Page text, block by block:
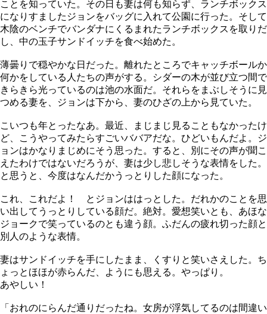
ことを知っていた。その日も妻は何も知らず、ランチボックス
になりすましたジョンをバッグに入れて公園に行った。そして
木陰のベンチでバンダナにくるまれたランチボックスを取りだ
し、中の玉子サンドイッチを食べ始めた。
薄曇りで穏やかな日だった。離れたところでキャッチボールか
何かをしている人たちの声がする。シダーの木が並び立つ間で
きらきら光っているのは池の水面だ。それらをまぶしそうに見
つめる妻を、ジョンは下から、妻のひざの上から見ていた。
こいつも年とったなあ。最近、まじまじ見ることもなかったけ
ど、こうやってみたらすごいババアだな。ひどいもんだよ。ジ
ョンはかなりまじめにそう思った。すると、別にその声が聞こ
えたわけではないだろうが、妻は少し悲しそうな表情をした。
と思うと、今度はなんだかうっとりした顔になった。
これ、これだよ！ とジョンははっとした。だれかのことを思
い出してうっとりしている顔だ。絶対。愛想笑いとも、あほな
ジョークで笑っているのとも違う顔。ふだんの疲れ切った顔と
別人のような表情。
妻はサンドイッチを手にしたまま、くすりと笑いさえした。ち
ょっとほほが赤らんだ、ようにも思える。やっぱり。
あやしい！
「おれのにらんだ通りだったね。女房が浮気してるのは間違い